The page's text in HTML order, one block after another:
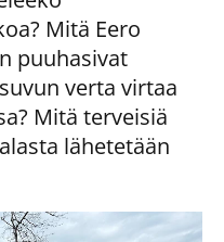
Mitä Eero
puuhasivat
verta virtaa
Mitä terveisiä
lähetetään